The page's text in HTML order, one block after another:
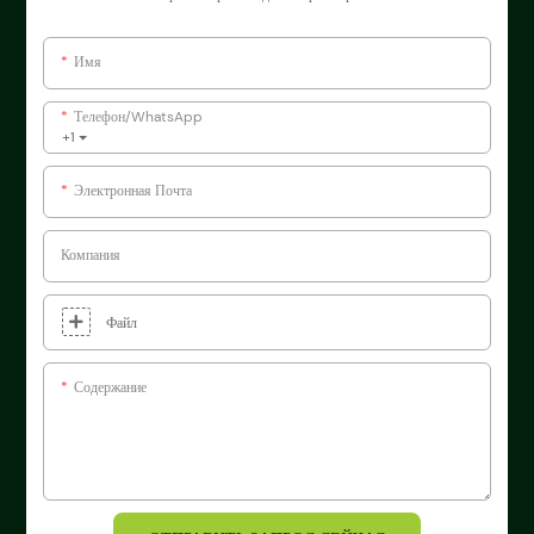
Имя
+1
Телефон/WhatsApp
Электронная Почта
Компания
Файл
Содержание